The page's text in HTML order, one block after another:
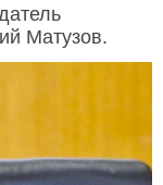
Матузов.